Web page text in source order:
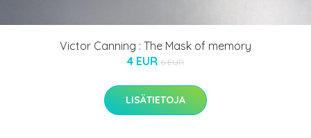
Victor Canning : The Mask of memory
4 EUR 6 EUR
LISÄTIETOJA